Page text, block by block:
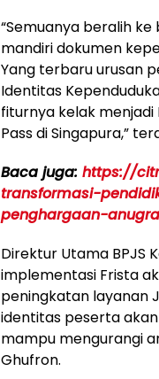
“Semuanya beralih
mandiri dokumen
Yang terbaru urusan
Identitas
fiturnya kelak menjadi
Pass di Singapura,”
Baca juga: https://
transformasi-
penghargaan-
Direktur Utama BPJS
implementasi Frista
peningkatan layanan
identitas peserta
mampu mengurangi
Ghufron.